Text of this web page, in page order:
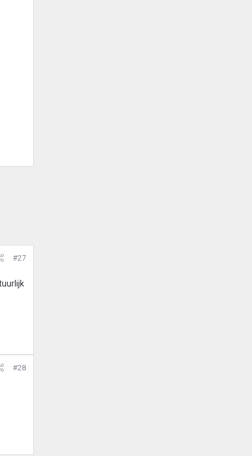
#27
#28